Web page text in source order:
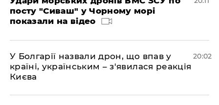
посту "Сиваш" у Чорному морі
показали на відео
У Болгарії назвали дрон, що впав у
країні, українським – з'явилася реакція
Києва
20:02